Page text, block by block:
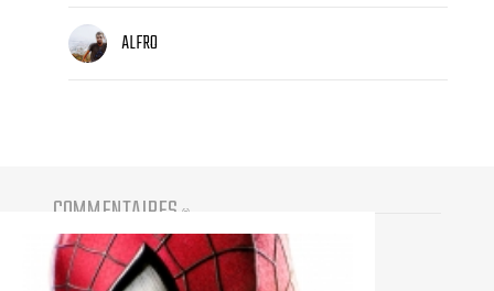
ALFRO
COMMENTAIRES (0)
Vous devez être connecté pour participer